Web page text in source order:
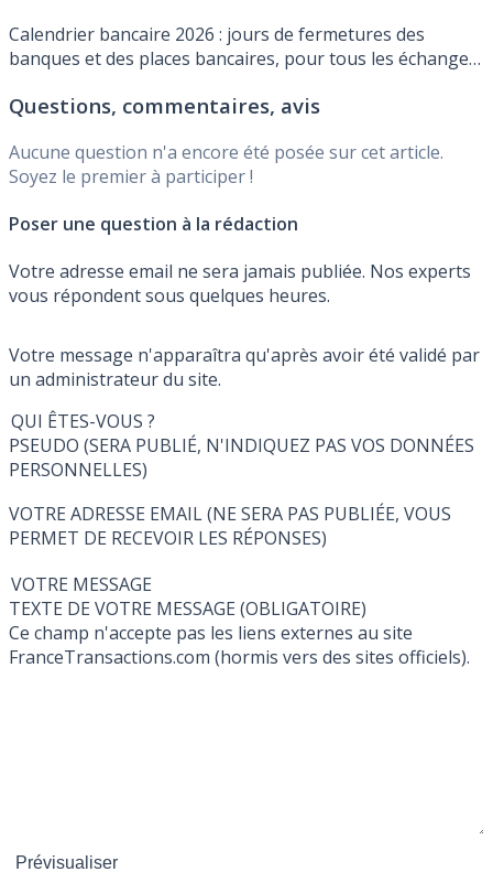
Calendrier bancaire 2026 : jours de fermetures des
banques et des places bancaires, pour tous les échanges
Questions, commentaires, avis
Aucune question n'a encore été posée sur cet article.
Soyez le premier à participer !
Poser une question à la rédaction
Votre adresse email ne sera jamais publiée. Nos experts
vous répondent sous quelques heures.
Votre message n'apparaîtra qu'après avoir été validé par
un administrateur du site.
QUI ÊTES-VOUS ?
PSEUDO (SERA PUBLIÉ, N'INDIQUEZ PAS VOS DONNÉES
PERSONNELLES)
VOTRE ADRESSE EMAIL (NE SERA PAS PUBLIÉE, VOUS
PERMET DE RECEVOIR LES RÉPONSES)
VOTRE MESSAGE
TEXTE DE VOTRE MESSAGE (OBLIGATOIRE)
Ce champ n'accepte pas les liens externes au site
FranceTransactions.com (hormis vers des sites officiels).